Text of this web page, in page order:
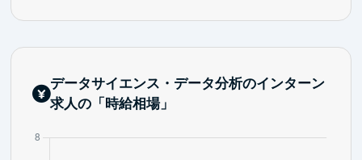
データサイエンス・データ分析のインターン
求人の「時給相場」